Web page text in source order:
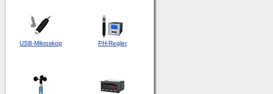
USB-Mikroskop PH-Regler